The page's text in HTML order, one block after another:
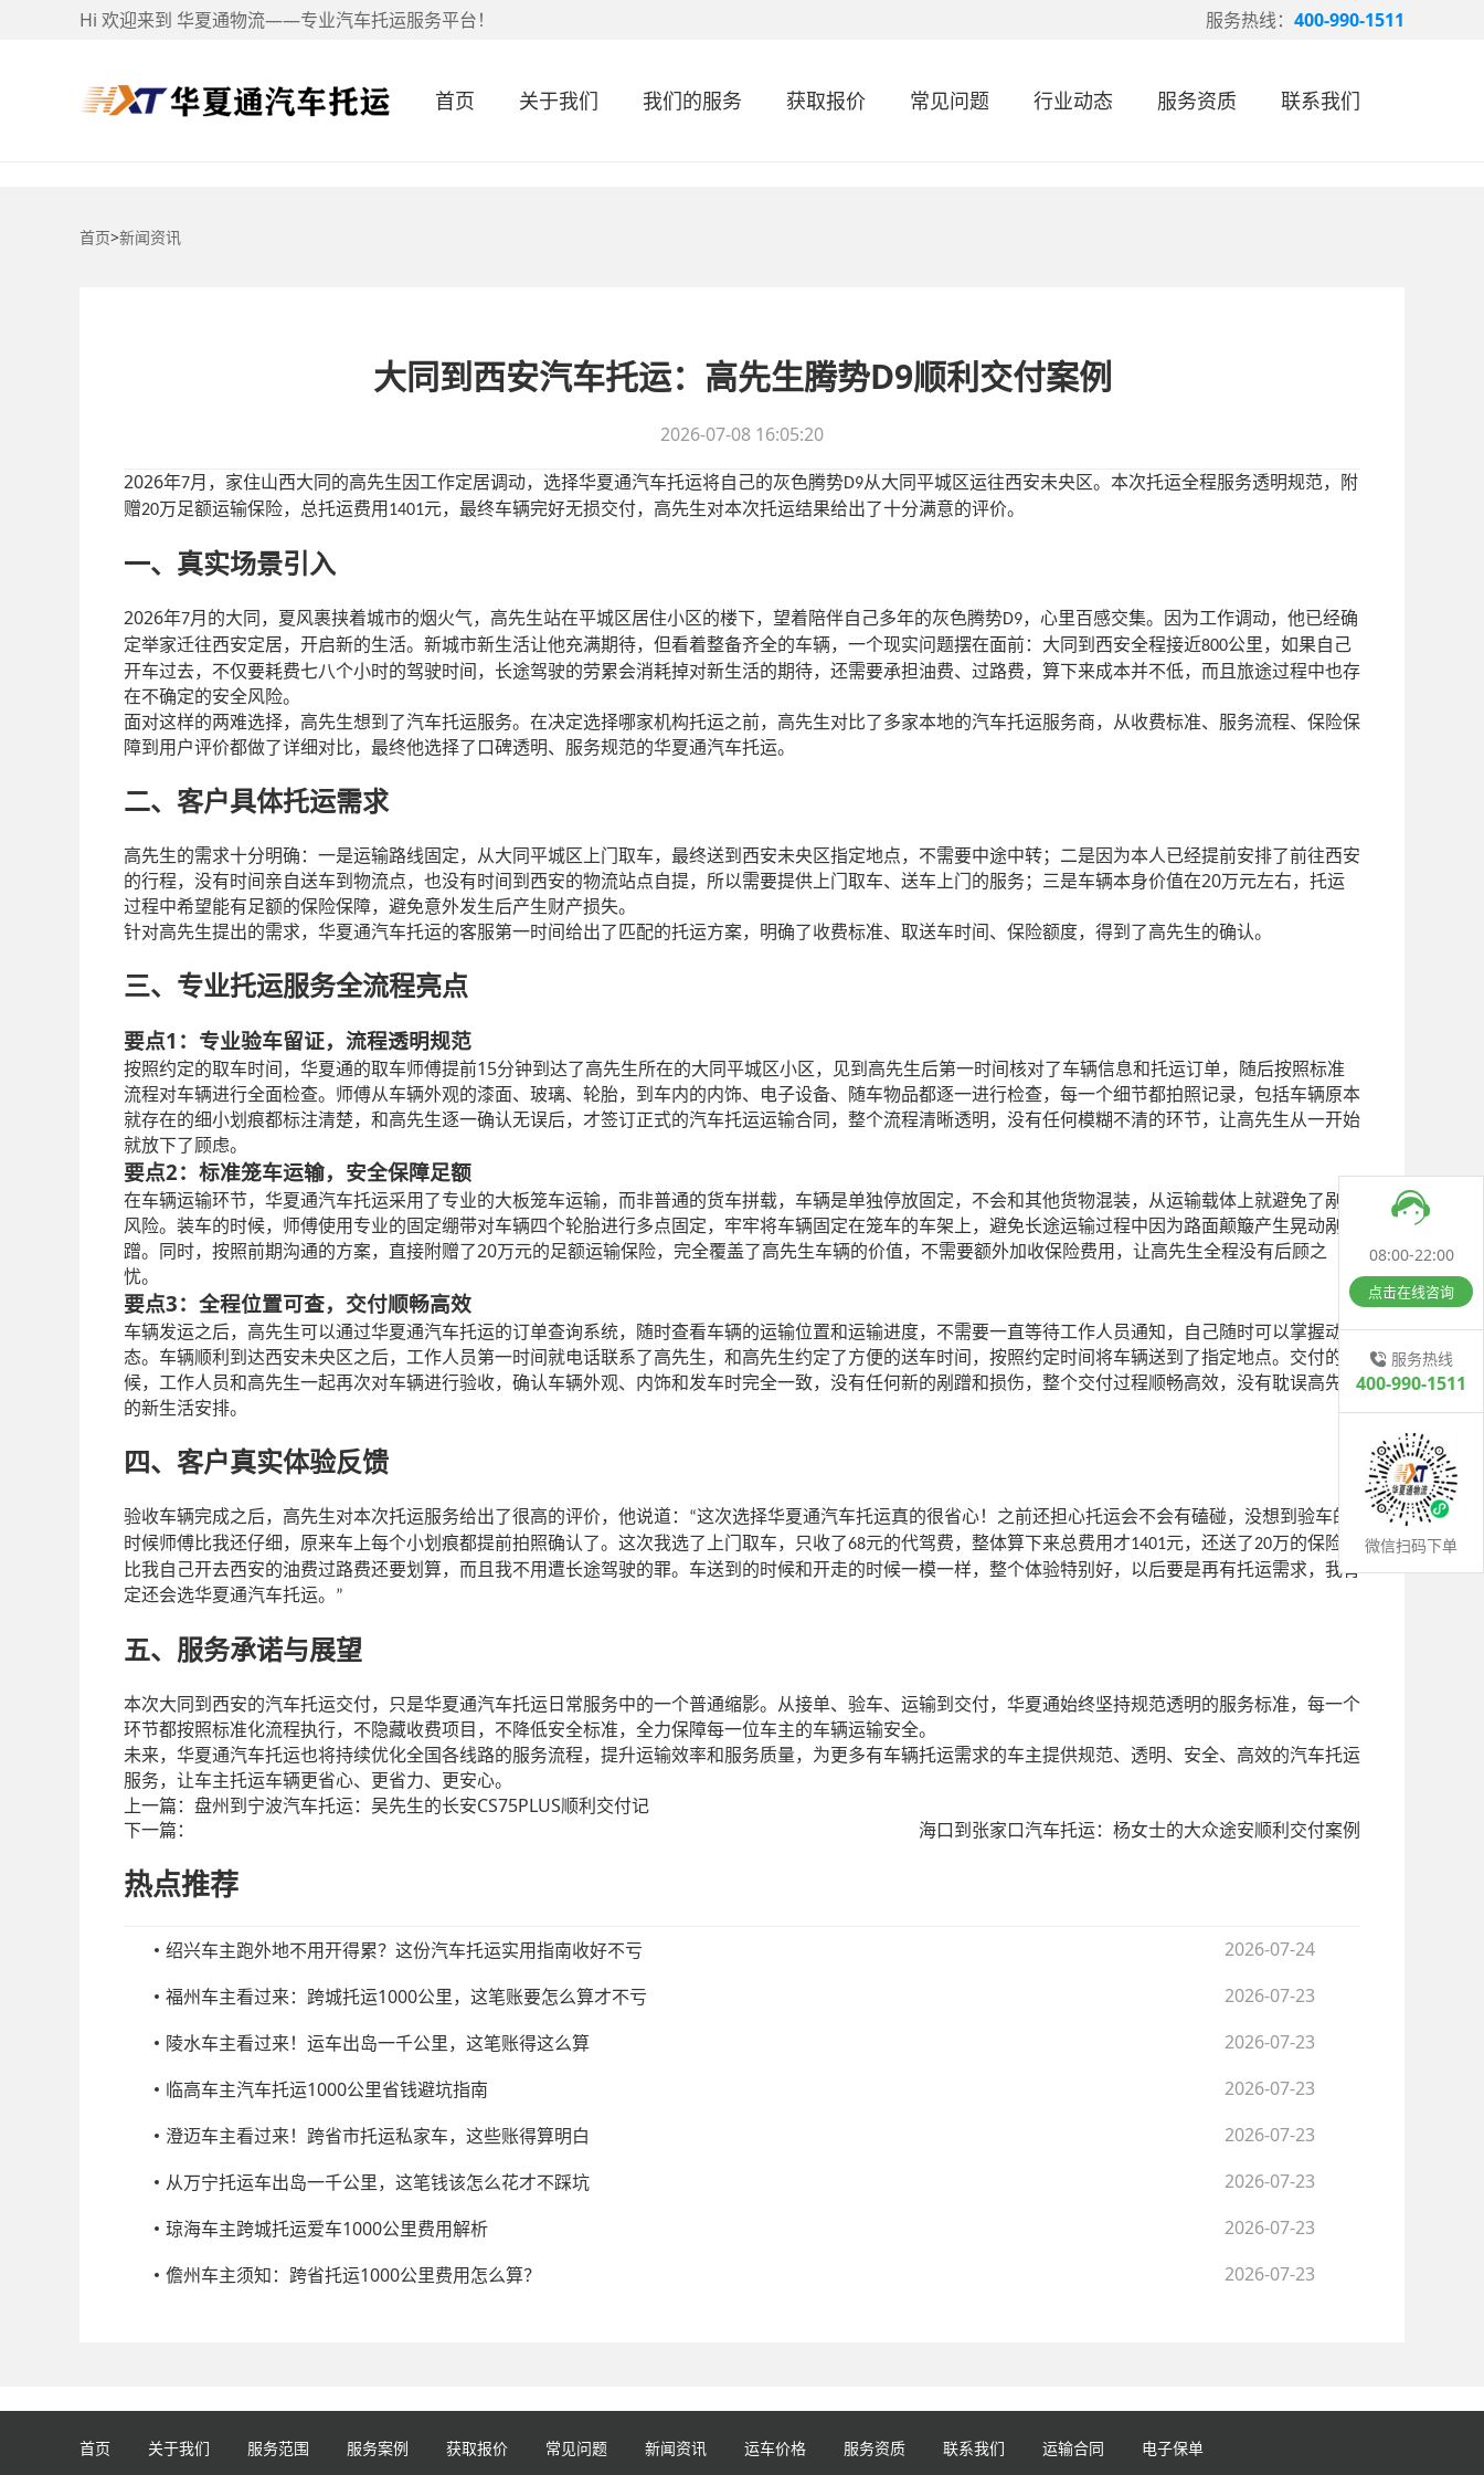
Hi 欢迎来到 华夏通物流——专业汽车托运服务平台！ 服务热线： 400-990-1511
首页 关于我们 我们的服务 获取报价 常见问题 行业动态 服务资质 联系我们
首页>新闻资讯
大同到西安汽车托运：高先生腾势D9顺利交付案例
2026-07-08 16:05:20
2026年7月，家住山西大同的高先生因工作定居调动，选择华夏通汽车托运将自己的灰色腾势D9从大同平城区运往西安未央区。本次托运全程服务透明规范，附
赠20万足额运输保险，总托运费用 1401元，最终车辆完好无损交付，高先生对本次托运结果给出了十分满意的评价。
一、真实场景引入
2026年7月的大同，夏风裹挟着城市的烟火气，高先生站在平城区居住小区的楼下，望着陪伴自己多年的灰色腾势D9，心里百感交集。因为工作调动，他已经确
定举家迁往西安定居，开启新的生活。新城市新生活让他充满期待，但看着整备齐全的车辆，一个现实问题摆在面前：大同到西安全程接近800公里，如果自己
开车过去，不仅要耗费七八个小时的驾驶时间，长途驾驶的劳累会消耗掉对新生活的期待，还需要承担油费、过路费，算下来成本并不低，而且旅途过程中也存
在不确定的安全风险。
面对这样的两难选择，高先生想到了汽车托运服务。在决定选择哪家机构托运之前，高先生对比了多家本地的汽车托运服务商，从收费标准、服务流程、保险保
障到用户评价都做了详细对比，最终他选择了口碑透明、服务规范的华夏通汽车托运。
二、客户具体托运需求
高先生的需求十分明确：一是运输路线固定，从大同平城区上门取车，最终送到西安未央区指定地点，不需要中途中转；二是因为本人已经提前安排了前往西安
的行程，没有时间亲自送车到物流点，也没有时间到西安的物流站点自提，所以需要提供上门取车、送车上门的服务；三是车辆本身价值在20万元左右，托运
过程中希望能有足额的保险保障，避免意外发生后产生财产损失。
针对高先生提出的需求，华夏通汽车托运的客服第一时间给出了匹配的托运方案，明确了收费标准、取送车时间、保险额度，得到了高先生的确认。
三、专业托运服务全流程亮点
要点1：专业验车留证，流程透明规范
按照约定的取车时间，华夏通的取车师傅提前15分钟到达了高先生所在的大同平城区小区，见到高先生后第一时间核对了车辆信息和托运订单，随后按照标准
流程对车辆进行全面检查。师傅从车辆外观的漆面、玻璃、轮胎，到车内的内饰、电子设备、随车物品都逐一进行检查，每一个细节都拍照记录，包括车辆原本
就存在的细小划痕都标注清楚，和高先生逐一确认无误后，才签订正式的汽车托运运输合同，整个流程清晰透明，没有任何模糊不清的环节，让高先生从一开始
就放下了顾虑。
要点2：标准笼车运输，安全保障足额
在车辆运输环节，华夏通汽车托运采用了专业的大板笼车运输，而非普通的货车拼载，车辆是单独停放固定，不会和其他货物混装，从运输载体上就避免了剐蹭
风险。装车的时候，师傅使用专业的固定绷带对车辆四个轮胎进行多点固定，牢牢将车辆固定在笼车的车架上，避免长途运输过程中因为路面颠簸产生晃动剐
蹭。同时，按照前期沟通的方案，直接附赠了20万元的足额运输保险，完全覆盖了高先生车辆的价值，不需要额外加收保险费用，让高先生全程没有后顾之
忧。
要点3：全程位置可查，交付顺畅高效
车辆发运之后，高先生可以通过华夏通汽车托运的订单查询系统，随时查看车辆的运输位置和运输进度，不需要一直等待工作人员通知，自己随时可以掌握动
态。车辆顺利到达西安未央区之后，工作人员第一时间就电话联系了高先生，和高先生约定了方便的送车时间，按照约定时间将车辆送到了指定地点。交付的时
候，工作人员和高先生一起再次对车辆进行验收，确认车辆外观、内饰和发车时完全一致，没有任何新的剐蹭和损伤，整个交付过程顺畅高效，没有耽误高先生
的新生活安排。
四、客户真实体验反馈
验收车辆完成之后，高先生对本次托运服务给出了很高的评价，他说道： “这次选择华夏通汽车托运真的很省心！之前还担心托运会不会有磕碰，没想到验车的
时候师傅比我还仔细，原来车上每个小划痕都提前拍照确认了。这次我选了上门取车，只收了68元的代驾费，整体算下来总费用才1401元，还送了20万的保险，
比我自己开去西安的油费过路费还要划算，而且我不用遭长途驾驶的罪。车送到的时候和开走的时候一模一样，整个体验特别好，以后要是再有托运需求，我肯
定还会选华夏通汽车托运。 ”
五、服务承诺与展望
本次大同到西安的汽车托运交付，只是华夏通汽车托运日常服务中的一个普通缩影。从接单、验车、运输到交付，华夏通始终坚持规范透明的服务标准，每一个
环节都按照标准化流程执行，不隐藏收费项目，不降低安全标准，全力保障每一位车主的车辆运输安全。
未来，华夏通汽车托运也将持续优化全国各线路的服务流程，提升运输效率和服务质量，为更多有车辆托运需求的车主提供规范、透明、安全、高效的汽车托运
服务，让车主托运车辆更省心、更省力、更安心。
上一篇： 盘州到宁波汽车托运：吴先生的长安CS75PLUS顺利交付记
下一篇：
海口到张家口汽车托运：杨女士的大众途安顺利交付案例
热点推荐
绍兴车主跑外地不用开得累？这份汽车托运实用指南收好不亏
2026-07-24
福州车主看过来：跨城托运1000公里，这笔账要怎么算才不亏
2026-07-23
陵水车主看过来！运车出岛一千公里，这笔账得这么算
2026-07-23
临高车主汽车托运1000公里省钱避坑指南
2026-07-23
澄迈车主看过来！跨省市托运私家车，这些账得算明白
2026-07-23
从万宁托运车出岛一千公里，这笔钱该怎么花才不踩坑
2026-07-23
琼海车主跨城托运爱车1000公里费用解析
2026-07-23
儋州车主须知：跨省托运1000公里费用怎么算？
2026-07-23
首页 关于我们 服务范围 服务案例 获取报价 常见问题 新闻资讯 运车价格 服务资质 联系我们 运输合同 电子保单
08:00-22:00
点击在线咨询
服务热线
400-990-1511
微信扫码下单